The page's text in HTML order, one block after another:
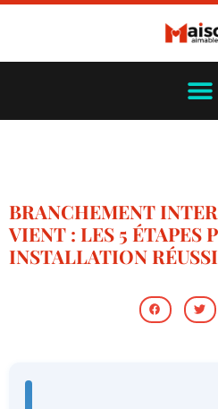
BRANCHEMENT
VIENT : LES 5 ÉTAPES
INSTALLATION